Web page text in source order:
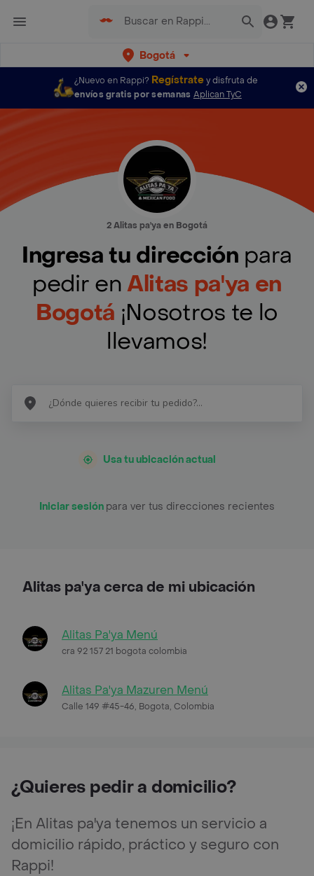
Bogotá
¿Nuevo en Rappi? Regístratey disfruta de
envíos gratis por semanas Aplican TyC
2 Alitas pa'ya en Bogotá
Ingresa tu dirección para
pedir enAlitas pa'ya en
Bogotá ¡Nosotros te lo
llevamos!
Usa tu ubicación actual
Iniciar sesión para ver tus direcciones recientes
Alitas pa'ya cerca de mi ubicación
Alitas Pa'ya Menú
cra 92 157 21 bogota colombia
Alitas Pa'ya Mazuren Menú
Calle 149 #45-46, Bogota, Colombia
¿Quieres pedir a domicilio?
¡En Alitas pa'ya tenemos un servicio a
domicilio rápido, práctico y seguro con
Rappi!